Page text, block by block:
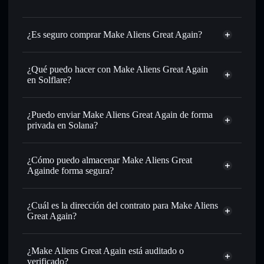
¿Es seguro comprar Make Aliens Great Again?
Make Aliens Great Again token verificado
¿Qué puedo hacer con Make Aliens Great Again
en Solflare?
Make Aliens Great Again cartera de Solflare
Intercambiar al instante
: operar con MAGA para SOL,
de órdenes inteligente para el mejor precio disponible
Establecer órdenes límite: automatizar las operaciones en
tu precio objetivo para MAGA
Utilizar DCA: promedio de coste en dólares en MAGA a lo
Enviar de forma privada
: transferir MAGA sin vincular
públicamente las carteras usando el agregador de privacidad
integrado de Solflare
Hacer un seguimiento en tiempo real: monitorizar el
precio, volumen, capitalización de mercado y liquidez de
¿Puedo enviar Make Aliens Great Again de forma
privada en Solana?
cartera de Solflare
agregador de
Make Aliens Great Again
¿Cómo puedo almacenar Make Aliens Great
Againde forma segura?
Make Aliens Great Again
¿Cuál es la dirección del contrato para Make Aliens
Great Again?
Make Aliens
Hon2rHAiqkcDtUzL5gA2vjXPr7T1MPCK2UT2AHKCpump
¿Make Aliens Great Again está auditado o
verificado?